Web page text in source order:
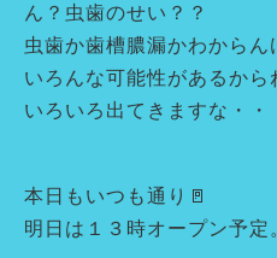
ん？虫歯のせい？？
虫歯か歯槽膿漏かわから
いろんな可能性があるから
いろいろ出てきますな・・
本日もいつも通り🚪
明日は１３時オープン予定